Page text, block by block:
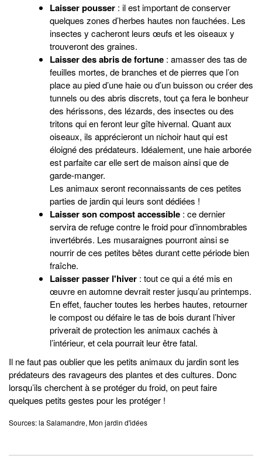
Laisser pousser : il est important de conserver
quelques zones d’herbes hautes non fauchées. Les
insectes y cacheront leurs œufs et les oiseaux y
trouveront des graines.
Laisser des abris de fortune : amasser des tas de
feuilles mortes, de branches et de pierres que l’on
place au pied d’une haie ou d’un buisson ou créer des
tunnels ou des abris discrets, tout ça fera le bonheur
des hérissons, des lézards, des insectes ou des
tritons qui en feront leur gîte hivernal. Quant aux
oiseaux, ils apprécieront un nichoir haut qui est
éloigné des prédateurs. Idéalement, une haie arborée
est parfaite car elle sert de maison ainsi que de
garde-manger.
Les animaux seront reconnaissants de ces petites
parties de jardin qui leurs sont dédiées !
Laisser son compost accessible : ce dernier
servira de refuge contre le froid pour d’innombrables
invertébrés. Les musaraignes pourront ainsi se
nourrir de ces petites bêtes durant cette période bien
fraîche.
Laisser passer l'hiver : tout ce qui a été mis en
œuvre en automne devrait rester jusqu’au printemps.
En effet, faucher toutes les herbes hautes, retourner
le compost ou défaire le tas de bois durant l’hiver
priverait de protection les animaux cachés à
l’intérieur, et cela pourrait leur être fatal.
Il ne faut pas oublier que les petits animaux du jardin sont les
prédateurs des ravageurs des plantes et des cultures. Donc
lorsqu’ils cherchent à se protéger du froid, on peut faire
quelques petits gestes pour les protéger !
Sources: la Salamandre, Mon jardin d'idées